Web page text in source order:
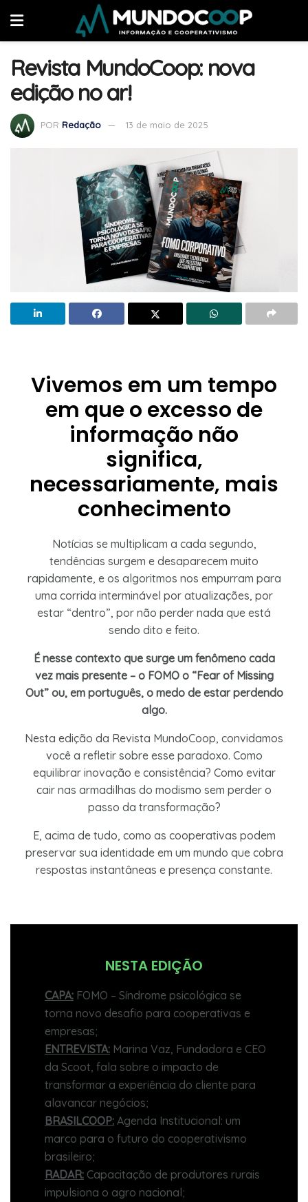
Revista MundoCoop: nova
edição no ar!
POR Redação 13 de maio de 2025
Vivemos em um tempo
em que o excesso de
informação não
significa,
necessariamente, mais
conhecimento
Notícias se multiplicam a cada segundo,
tendências surgem e desaparecem muito
rapidamente, e os algoritmos nos empurram para
uma corrida interminável por atualizações, por
estar “dentro”, por não perder nada que está
sendo dito e feito.
É nesse contexto que surge um fenômeno cada
vez mais presente – o FOMO o “Fear of Missing
Out” ou, em português, o medo de estar perdendo
algo.
Nesta edição da Revista MundoCoop, convidamos
você a refletir sobre esse paradoxo. Como
equilibrar inovação e consistência? Como evitar
cair nas armadilhas do modismo sem perder o
passo da transformação?
E, acima de tudo, como as cooperativas podem
preservar sua identidade em um mundo que cobra
respostas instantâneas e presença constante.
NESTA EDIÇÃO
CAPA: FOMO – Síndrome psicológica se
torna novo desafio para cooperativas e
empresas;
ENTREVISTA: Marina Vaz, Fundadora e CEO
da Scoot, fala sobre o impacto de
transformar a experiência do cliente para
alavancar negócios;
BRASILCOOP: Agenda Institucional: um
marco para o futuro do cooperativismo
brasileiro;
RADAR: Capacitação de produtores rurais
impulsiona o agro nacional;